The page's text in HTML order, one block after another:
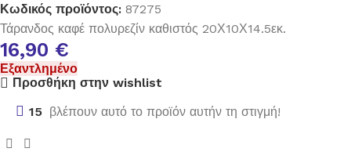
Κωδικός προϊόντος: 87275
Τάρανδος καφέ πολυρεζίν καθιστός 20Χ10Χ14.5εκ.
16,90 €
Εξαντλημένο
Προσθήκη στην wishlist
15 βλέπουν αυτό το προϊόν αυτήν τη στιγμή!